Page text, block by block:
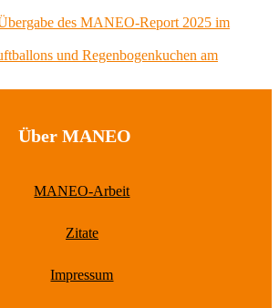
des MANEO-Report 2025 im
und Regenbogenkuchen am
Über MANEO
MANEO-Arbeit
Zitate
Impressum